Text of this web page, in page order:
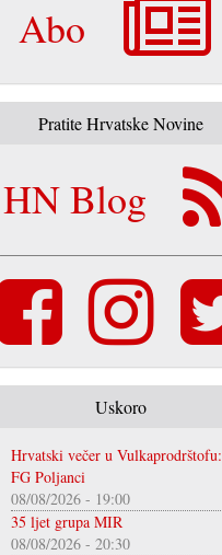
Abo
Pratite Hrvatske Novine
HN Blog
Uskoro
Hrvatski večer u Vulkaprodrštofu:
FG Poljanci
08/08/2026 - 19:00
35 ljet grupa MIR
08/08/2026 - 20:30